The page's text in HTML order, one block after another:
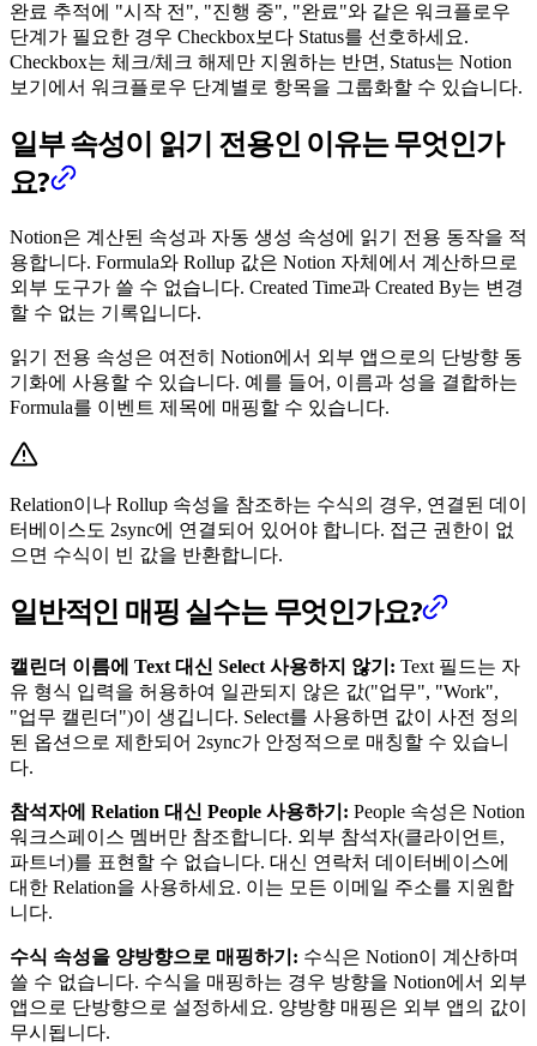
완료 추적에 "시작 전", "진행 중", "완료"와 같은 워크플로우
단계가 필요한 경우 Checkbox보다 Status를 선호하세요.
Checkbox는 체크/체크 해제만 지원하는 반면, Status는 Notion
보기에서 워크플로우 단계별로 항목을 그룹화할 수 있습니다.
일부 속성이 읽기 전용인 이유는 무엇인가
요?
Notion은 계산된 속성과 자동 생성 속성에 읽기 전용 동작을 적
용합니다. Formula와 Rollup 값은 Notion 자체에서 계산하므로
외부 도구가 쓸 수 없습니다. Created Time과 Created By는 변경
할 수 없는 기록입니다.
읽기 전용 속성은 여전히 Notion에서 외부 앱으로의 단방향 동
기화에 사용할 수 있습니다. 예를 들어, 이름과 성을 결합하는
Formula를 이벤트 제목에 매핑할 수 있습니다.
Relation이나 Rollup 속성을 참조하는 수식의 경우, 연결된 데이
터베이스도 2sync에 연결되어 있어야 합니다. 접근 권한이 없
으면 수식이 빈 값을 반환합니다.
일반적인 매핑 실수는 무엇인가요?
캘린더 이름에 Text 대신 Select 사용하지 않기: Text 필드는 자
유 형식 입력을 허용하여 일관되지 않은 값("업무", "Work",
"업무 캘린더")이 생깁니다. Select를 사용하면 값이 사전 정의
된 옵션으로 제한되어 2sync가 안정적으로 매칭할 수 있습니
다.
참석자에 Relation 대신 People 사용하기: People 속성은 Notion
워크스페이스 멤버만 참조합니다. 외부 참석자(클라이언트,
파트너)를 표현할 수 없습니다. 대신 연락처 데이터베이스에
대한 Relation을 사용하세요. 이는 모든 이메일 주소를 지원합
니다.
수식 속성을 양방향으로 매핑하기: 수식은 Notion이 계산하며
쓸 수 없습니다. 수식을 매핑하는 경우 방향을 Notion에서 외부
앱으로 단방향으로 설정하세요. 양방향 매핑은 외부 앱의 값이
무시됩니다.